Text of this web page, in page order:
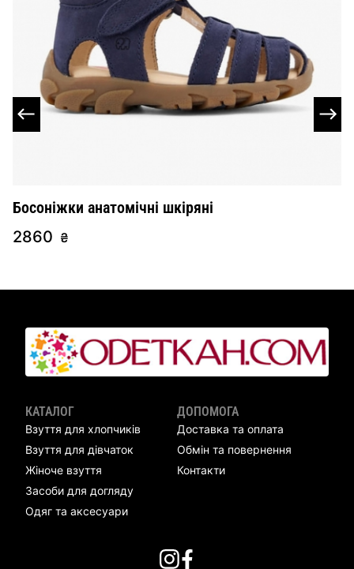
Босоніжки анатомічні шкіряні
2860 ₴
КАТАЛОГ
Взуття для хлопчиків
Взуття для дівчаток
Жіноче взуття
Засоби для догляду
Одяг та аксесуари
ДОПОМОГА
Доставка та оплата
Обмін та повернення
Контакти